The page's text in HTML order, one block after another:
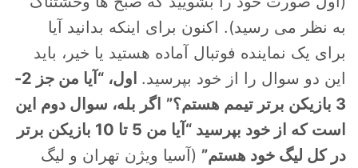
به نظر می رسید). اکنون برای اینکه بدانید آیا
برای یک نماینده فوتبال آماده هستید یا خیر، باید
این دو سوال را از خود بپرسید.
اول، “آیا من جز 2-
3 بازیکن برتر تیمم هستم؟”
اگر بله، سوال دوم این
است که از خود بپرسید “آیا من 5 تا 10 بازیکن برتر
در کل لیگ خود هستم” (آسیا ویژن تهران و لیگ